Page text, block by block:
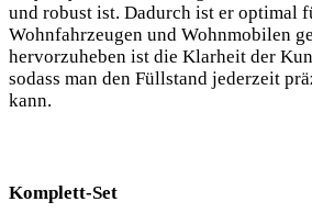
und robust ist. Dadurch ist er optimal
Wohnfahrzeugen und Wohnmobilen
hervorzuheben ist die Klarheit der
sodass man den Füllstand jederzeit
kann.
Komplett-Set